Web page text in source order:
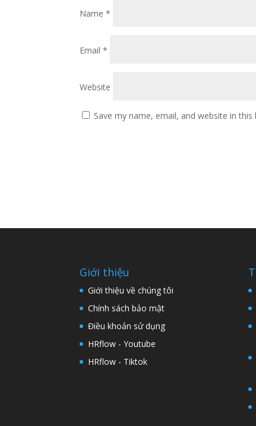
Name*
Email*
Website
Save my name, email, and website in
Giới thiệu
Giới thiệu về chúng tôi
Chính sách bảo mật
Điều khoản sử dụng
HRflow - Youtube
HRflow - Tiktok